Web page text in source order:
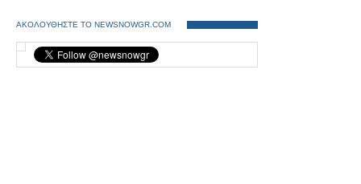
ΑΚΟΛΟΥΘΗΣΤΕ ΤΟ NEWSNOWGR.COM